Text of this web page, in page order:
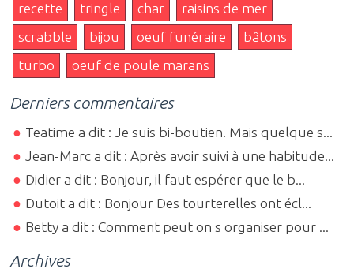
recette
tringle char
raisins de mer
scrabble
bijou oeuf funéraire
bâtons
turbo
oeuf de poule marans
Derniers commentaires
Teatime a dit : Je suis bi-boutien. Mais quelque s...
Jean-Marc a dit : Après avoir suivi à une habitude...
Didier a dit : Bonjour, il faut espérer que le b...
Dutoit a dit : Bonjour Des tourterelles ont écl...
Betty a dit : Comment peut on s organiser pour ...
Archives